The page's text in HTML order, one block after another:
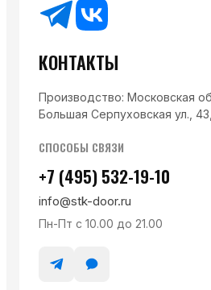
КОНТАКТЫ
Производство: Московская
Большая Серпуховская ул.,
СПОСОБЫ СВЯЗИ
+7 (495) 532-19-10
info@stk-door.ru
Пн-Пт с 10.00 до 21.00